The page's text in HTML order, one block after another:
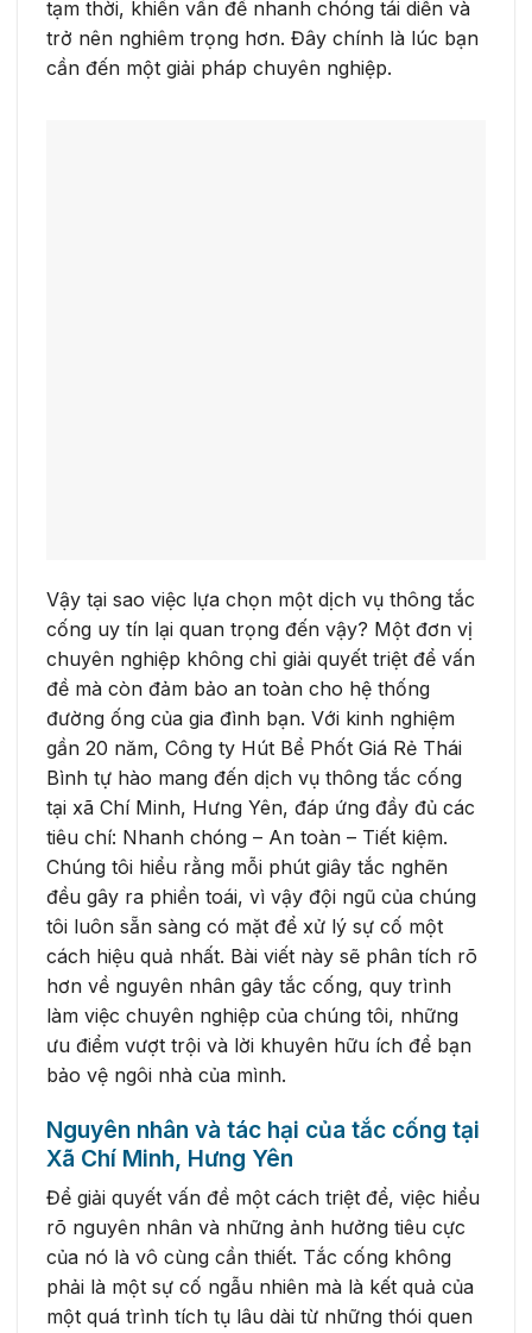
tạm thời, khiến vấn đề nhanh chóng tái diễn và
trở nên nghiêm trọng hơn. Đây chính là lúc bạn
cần đến một giải pháp chuyên nghiệp.
Vậy tại sao việc lựa chọn một dịch vụ thông tắc
cống uy tín lại quan trọng đến vậy? Một đơn vị
chuyên nghiệp không chỉ giải quyết triệt để vấn
đề mà còn đảm bảo an toàn cho hệ thống
đường ống của gia đình bạn. Với kinh nghiệm
gần 20 năm, Công ty Hút Bể Phốt Giá Rẻ Thái
Bình tự hào mang đến dịch vụ thông tắc cống
tại xã Chí Minh, Hưng Yên, đáp ứng đầy đủ các
tiêu chí: Nhanh chóng – An toàn – Tiết kiệm.
Chúng tôi hiểu rằng mỗi phút giây tắc nghẽn
đều gây ra phiền toái, vì vậy đội ngũ của chúng
tôi luôn sẵn sàng có mặt để xử lý sự cố một
cách hiệu quả nhất. Bài viết này sẽ phân tích rõ
hơn về nguyên nhân gây tắc cống, quy trình
làm việc chuyên nghiệp của chúng tôi, những
ưu điểm vượt trội và lời khuyên hữu ích để bạn
bảo vệ ngôi nhà của mình.
Nguyên nhân và tác hại của tắc cống tại
Xã Chí Minh, Hưng Yên
Để giải quyết vấn đề một cách triệt để, việc hiểu
rõ nguyên nhân và những ảnh hưởng tiêu cực
của nó là vô cùng cần thiết. Tắc cống không
phải là một sự cố ngẫu nhiên mà là kết quả của
một quá trình tích tụ lâu dài từ những thói quen